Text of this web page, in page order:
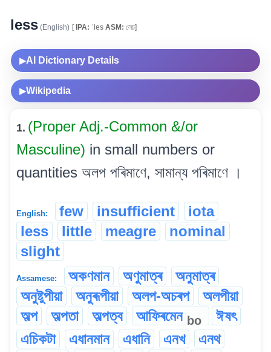
less (English) [IPA: ˈles ASM: লেচ]
▶AI Dictionary Details
▶Wikipedia
1. (Proper Adj.-Common &/or
Masculine) in small numbers or
quantities অলপ পৰিমাণে, সামান্য পৰিমাণে ।
English: few insufficient
iota
less
little meagre
nominal
slight
Assamese: অকণমান অণুমাত্ৰ
অনুমাত্ৰ
অনুষ্টুপীয়া
অনুৰূপীয়া অলপ-অচৰপ
অলপীয়া
অল্প
অল্পতা অল্পত্ব আফিৰমেন bo
ঈষৎ
এচিকটা
এধানমান এধানি এনখ
এনথ